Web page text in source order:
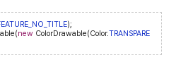
);
new ColorDrawable(Color.TRANSPARE